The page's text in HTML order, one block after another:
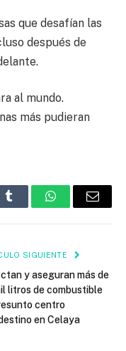
que desafían las
después de
al mundo.
más pudieran
Tumblr WhatsAppEmail
SIGUIENTE
y aseguran más de
litros de combustible
centro
en Celaya